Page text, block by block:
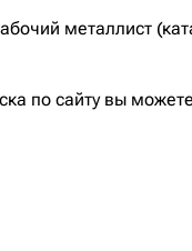
металлист
по сайту вы